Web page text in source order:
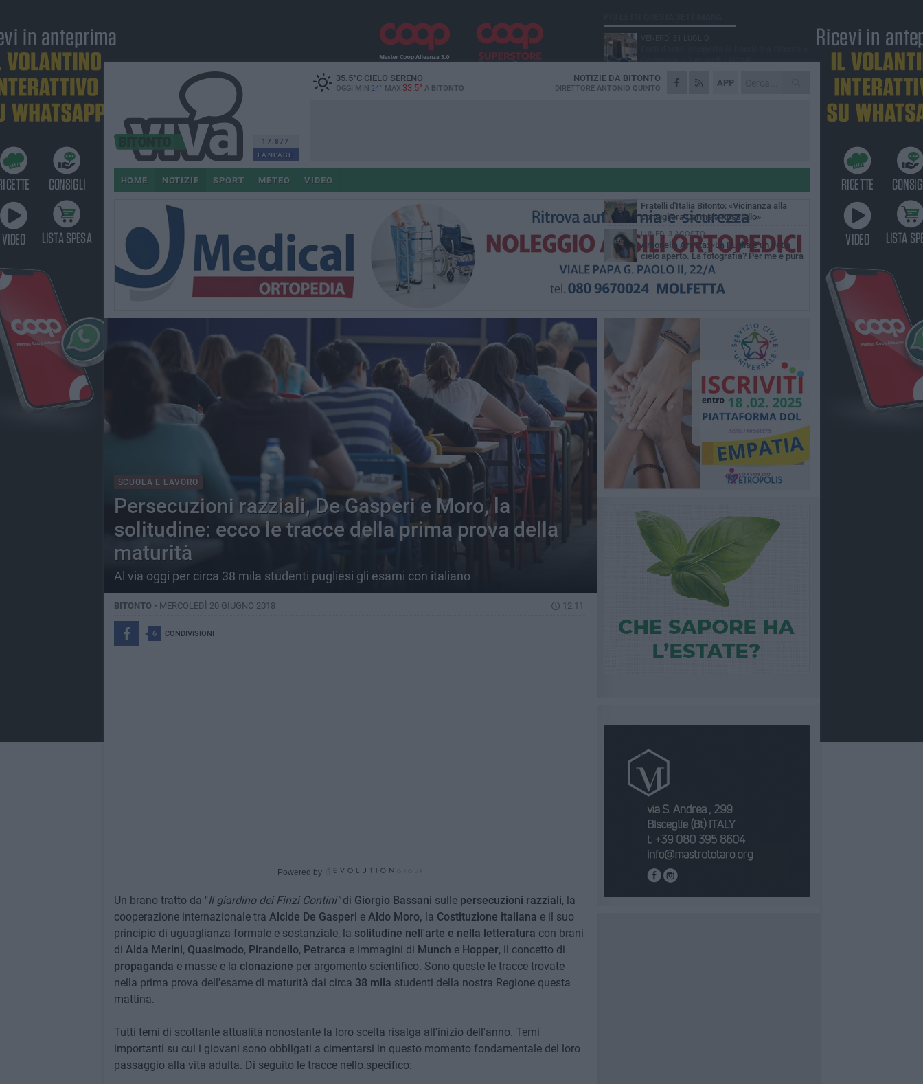
17.877
FANPAGE
35.5°CCIELO SERENO
OGGI MIN 24° MAX 33.5° A BITONTO
APP
NOTIZIE DA BITONTO
DIRETTORE ANTONIO QUINTO
HOME NOTIZIE SPORT METEO VIDEO
SCUOLA E LAVORO
Persecuzioni razziali, De Gasperi e Moro, la
solitudine: ecco le tracce della prima prova della
maturità
Al via oggi per circa 38 mila studenti pugliesi gli esami con italiano
BITONTO - MERCOLEDÌ 20 GIUGNO 2018 12.11
6 CONDIVISIONI
Powered by
Un brano tratto da "Il giardino dei Finzi Contini"di Giorgio Bassani sulle persecuzioni razziali, la
cooperazione internazionale tra Alcide De Gasperi e Aldo Moro, la Costituzione italiana e il suo
principio di uguaglianza formale e sostanziale, la solitudine nell'arte e nella letteratura con brani
di Alda Merini, Quasimodo, Pirandello, Petrarca e immagini di Munch e Hopper, il concetto di
propaganda e masse e la clonazione per argomento scientifico. Sono queste le tracce trovate
nella prima prova dell'esame di maturità dai circa 38 mila studenti della nostra Regione questa
mattina.
Tutti temi di scottante attualità nonostante la loro scelta risalga all'inizio dell'anno. Temi
importanti su cui i giovani sono obbligati a cimentarsi in questo momento fondamentale del loro
passaggio alla vita adulta. Di seguito le tracce nello.specifico:
Cerignola: 13 arresti, I NOMI
MARTEDÌ 4 AGOSTO
Armati di bastoni fuggono con l'incasso,
"Case a un euro", Comune chiama a
DOMENICA 2 AGOSTO
Fratelli d'Italia Bitonto: «Vicinanza alla
consigliera Carmela Rossiello»
LUNEDÌ 3 AGOSTO
Antonella Aresta: «La Puglia è un set a
cielo aperto. La fotografia? Per me è pura
poesia»